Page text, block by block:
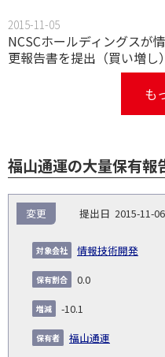
2015-11-05
NCSCホールディングスが
更報告書を提出（買い増し）
も
福山通運の大量保有報
NO.
告
義
務
発
生
日
出
コー
2015-11-06
情報技術開発
変更
0.0
-10.1
福山通運